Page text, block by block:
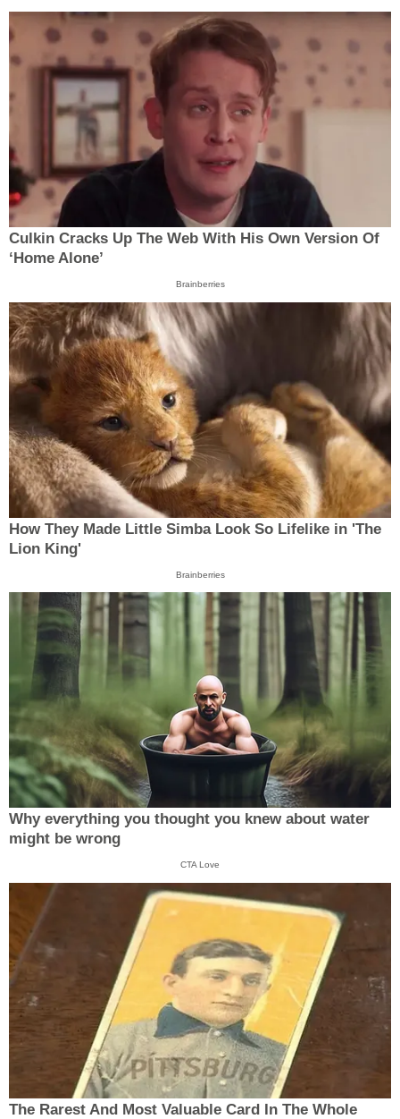
Culkin Cracks Up The Web With His Own Version Of
‘Home Alone’
Brainberries
How They Made Little Simba Look So Lifelike in 'The
Lion King'
Brainberries
Why everything you thought you knew about water
might be wrong
CTA Love
The Rarest And Most Valuable Card In The Whole